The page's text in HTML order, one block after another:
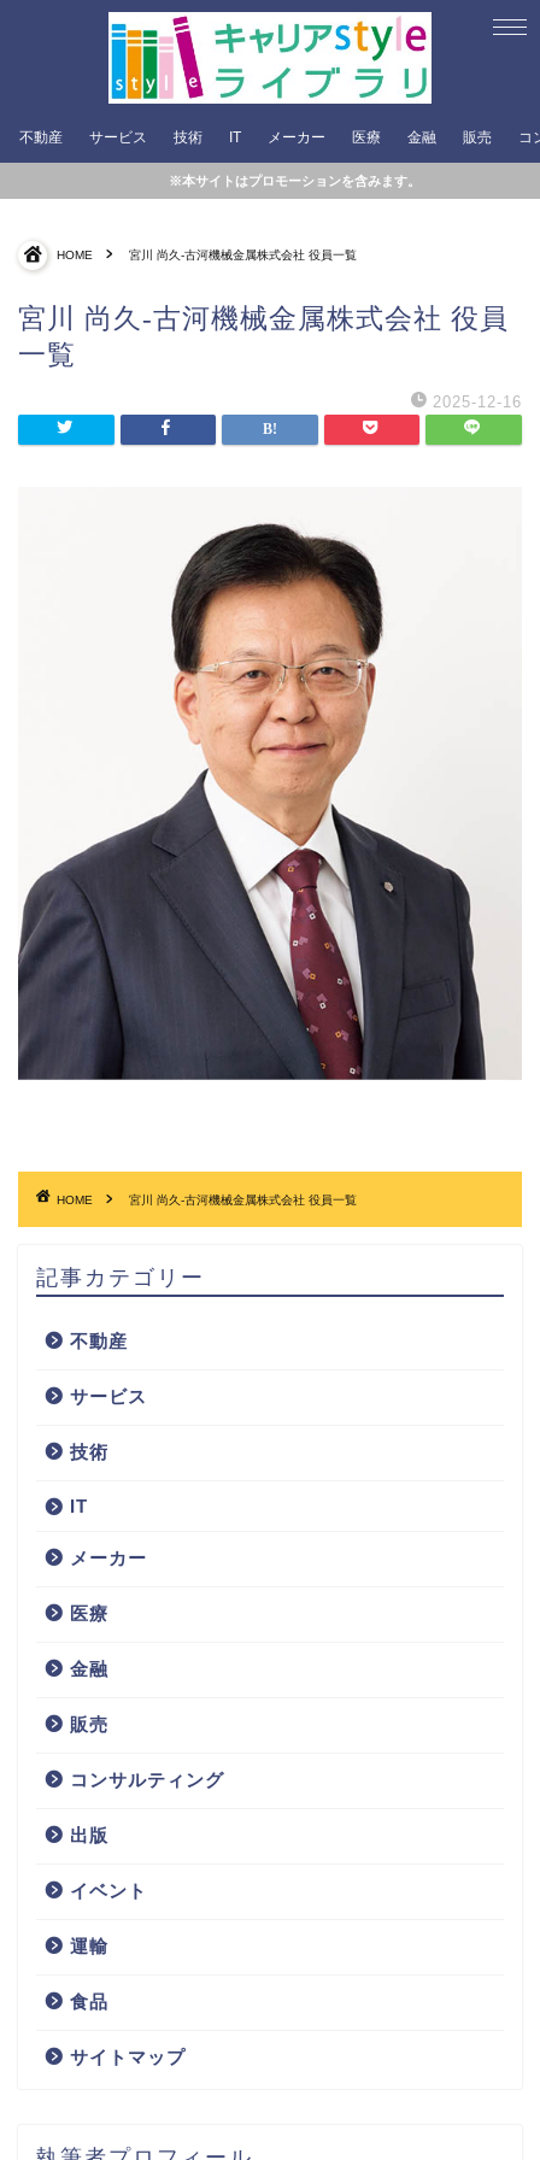
不動産 サービス 技術 IT メーカー 医療 金融 販売 コ
※本サイトはプロモーションを含みます。
HOME 宮川 尚久-古河機械金属株式会社 役員一覧
宮川 尚久-古河機械金属株式会社 役員
一覧
2025-12-16
HOME 宮川 尚久-古河機械金属株式会社 役員一覧
記事カテゴリー
不動産
サービス
技術
IT
メーカー
医療
金融
販売
コンサルティング
出版
イベント
運輸
食品
サイトマップ